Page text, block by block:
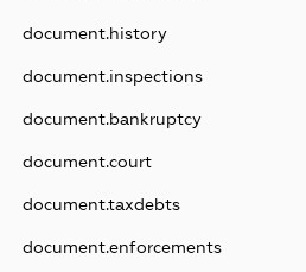
document.history
document.inspections
document.bankruptcy
document.court
document.taxdebts
document.enforcements